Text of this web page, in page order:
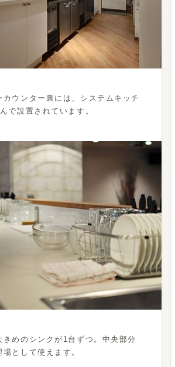
カウンター裏には、システムキッチ
で設置されています。
きめのシンクが1台ずつ。中央部分
として使えます。